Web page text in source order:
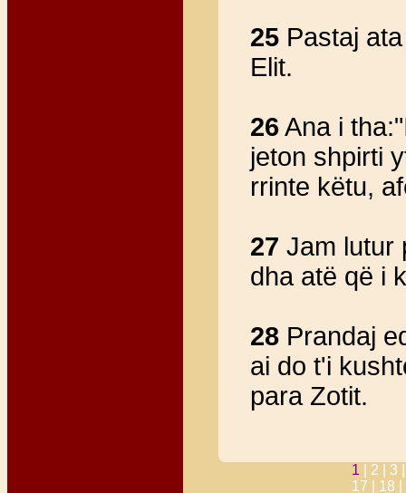
25Pastaj ata
Elit.
26 Ana i
jeton shpirti
rrinte këtu,
27 Jam lutur
dha atë që i
28Prandaj
ai do t'i
para Zotit.
1 2 | 3
17 | 18 |